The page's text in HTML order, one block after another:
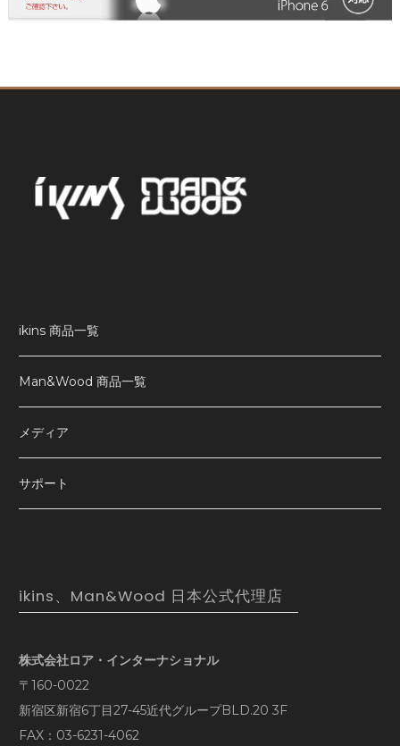
ikins 商品一覧
Man&Wood 商品一覧
メディア
サポート
ikins、Man&Wood 日本公式代理店
株式会社ロア・インターナショナル
〒160-0022
新宿区新宿6丁目27-45近代グループBLD.20 3F
FAX：03-6231-4062